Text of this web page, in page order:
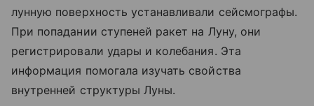
лунную поверхность устанавливали сейсмографы.
При попадании ступеней ракет на Луну, они
регистрировали удары и колебания. Эта
информация помогала изучать свойства
внутренней структуры Луны.